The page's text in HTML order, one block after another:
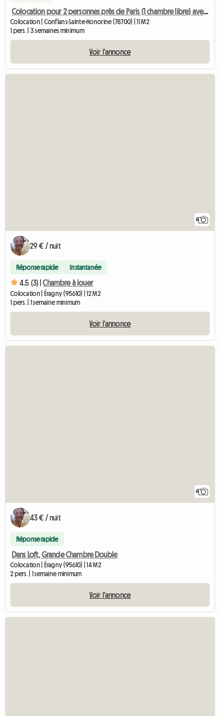
Colocation pour 2 personnes près de Paris (1 chambre libre) avec vue panoramique
Colocation | Conflans-Sainte-Honorine (78700) | 11 M2
1 pers. | 3 semaines minimum
Voir l'annonce
6
29 € / nuit
Réponse rapide Instantanée
4.5 (3) | Chambre à louer
Colocation | Éragny (95610) | 12 M2
1 pers. | 1 semaine minimum
Voir l'annonce
6
43 € / nuit
Réponse rapide
Dans Loft, Grande Chambre Double
Colocation | Éragny (95610) | 14 M2
2 pers. | 1 semaine minimum
Voir l'annonce